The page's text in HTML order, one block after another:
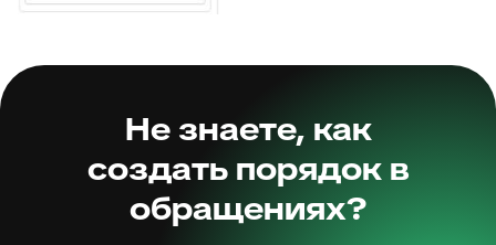
Не знаете, как
создать порядок в
обращениях?